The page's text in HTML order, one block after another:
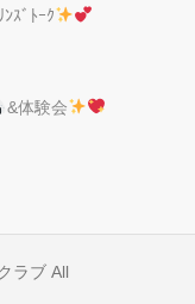
ﾝｽﾞﾄｰｸ
&体験会
ラブ All